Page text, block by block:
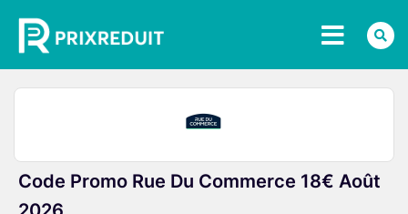
Code Promo Rue Du Commerce 18€ Août